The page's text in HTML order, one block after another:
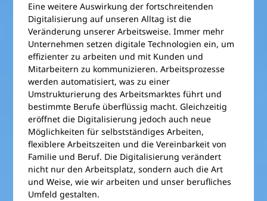
Eine weitere Auswirkung der fortschreitenden
Digitalisierung auf unseren Alltag ist die
Veränderung unserer Arbeitsweise. Immer mehr
Unternehmen setzen digitale Technologien ein, um
effizienter zu arbeiten und mit Kunden und
Mitarbeitern zu kommunizieren. Arbeitsprozesse
werden automatisiert, was zu einer
Umstrukturierung des Arbeitsmarktes führt und
bestimmte Berufe überflüssig macht. Gleichzeitig
eröffnet die Digitalisierung jedoch auch neue
Möglichkeiten für selbstständiges Arbeiten,
flexiblere Arbeitszeiten und die Vereinbarkeit von
Familie und Beruf. Die Digitalisierung verändert
nicht nur den Arbeitsplatz, sondern auch die Art
und Weise, wie wir arbeiten und unser berufliches
Umfeld gestalten.